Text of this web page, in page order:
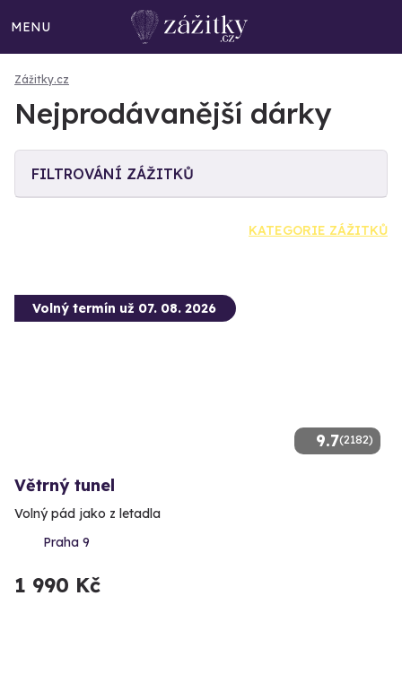
MENU
Zážitky.cz
Nejprodávanější dárky
FILTROVÁNÍ ZÁŽITKŮ
KATEGORIE ZÁŽITKŮ
9.7(2182)
Volný termín už 07. 08. 2026
Větrný tunel
Volný pád jako z letadla
Praha 9
1 990 Kč